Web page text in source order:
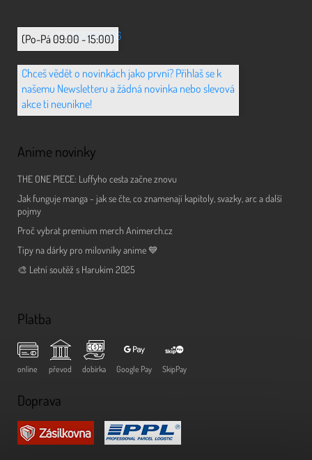
+420 702 851 036
(Po-Pá 09:00 - 15:00)
Chceš vědět o novinkách jako první? Přihlaš se k
našemu Newsletteru a žádná novinka nebo slevová
akce ti neunikne!
Anime novinky
THE ONE PIECE: Luffyho cesta začne znovu
Jak funguje manga - jak se čte, co znamenají kapitoly, svazky, arc a další
pojmy
Proč vybrat premium merch Animerch.cz
Tipy na dárky pro milovníky anime 💙
🎨 Letní soutěž s Harukim 2025
Platba
online převod dobírka Google Pay SkipPay
Doprava